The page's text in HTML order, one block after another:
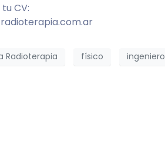
CV:
Radioterapia físico ingeniero